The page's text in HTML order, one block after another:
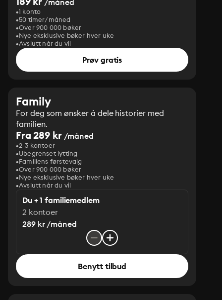
/måned
1 konto
50 timer/måned
Over 900 000 bøker
Nye eksklusive bøker hver uke
Avslutt når du vil
Prøv gratis
Family
For deg som ønsker å dele historier med
familien.
Fra 289 kr/måned
2-3 kontoer
Ubegrenset lytting
Familiens førstevalg
Over 900 000 bøker
Nye eksklusive bøker hver uke
Avslutt når du vil
Du + 1 familiemedlem
2 kontoer
289 kr /måned
Benytt tilbud